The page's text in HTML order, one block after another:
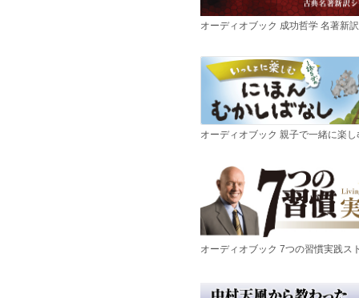
オーディオブック 成功哲学 名著新
オーディオブック 親子で一緒に楽
オーディオブック 7つの習慣実践ス